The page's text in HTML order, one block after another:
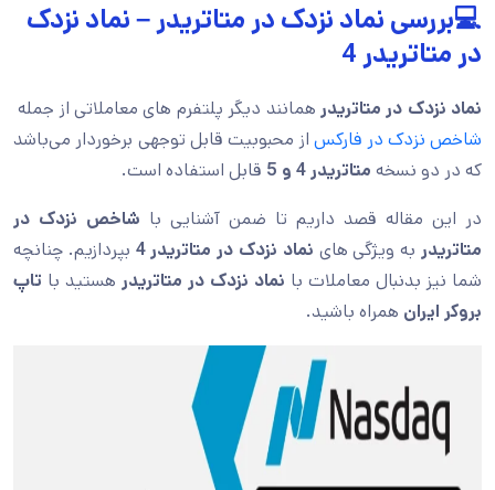
💻بررسی نماد نزدک در متاتریدر – نماد نزدک
در متاتریدر 4
نماد نزدک در متاتریدر همانند دیگر پلتفرم های معاملاتی از جمله
شاخص نزدک در فارکس از محبوبیت قابل توجهی برخوردار می‌باشد
که در دو نسخه متاتریدر 4 و 5
قابل استفاده است.
در این مقاله قصد داریم تا ضمن آشنایی با شاخص نزدک در
متاتریدربه ویژگی های نماد نزدک در متاتریدر 4
بپردازیم. چنانچه
شما نیز بدنبال معاملات با نماد نزدک در متاتریدر هستید با تاپ
بروکر ایران همراه باشید.